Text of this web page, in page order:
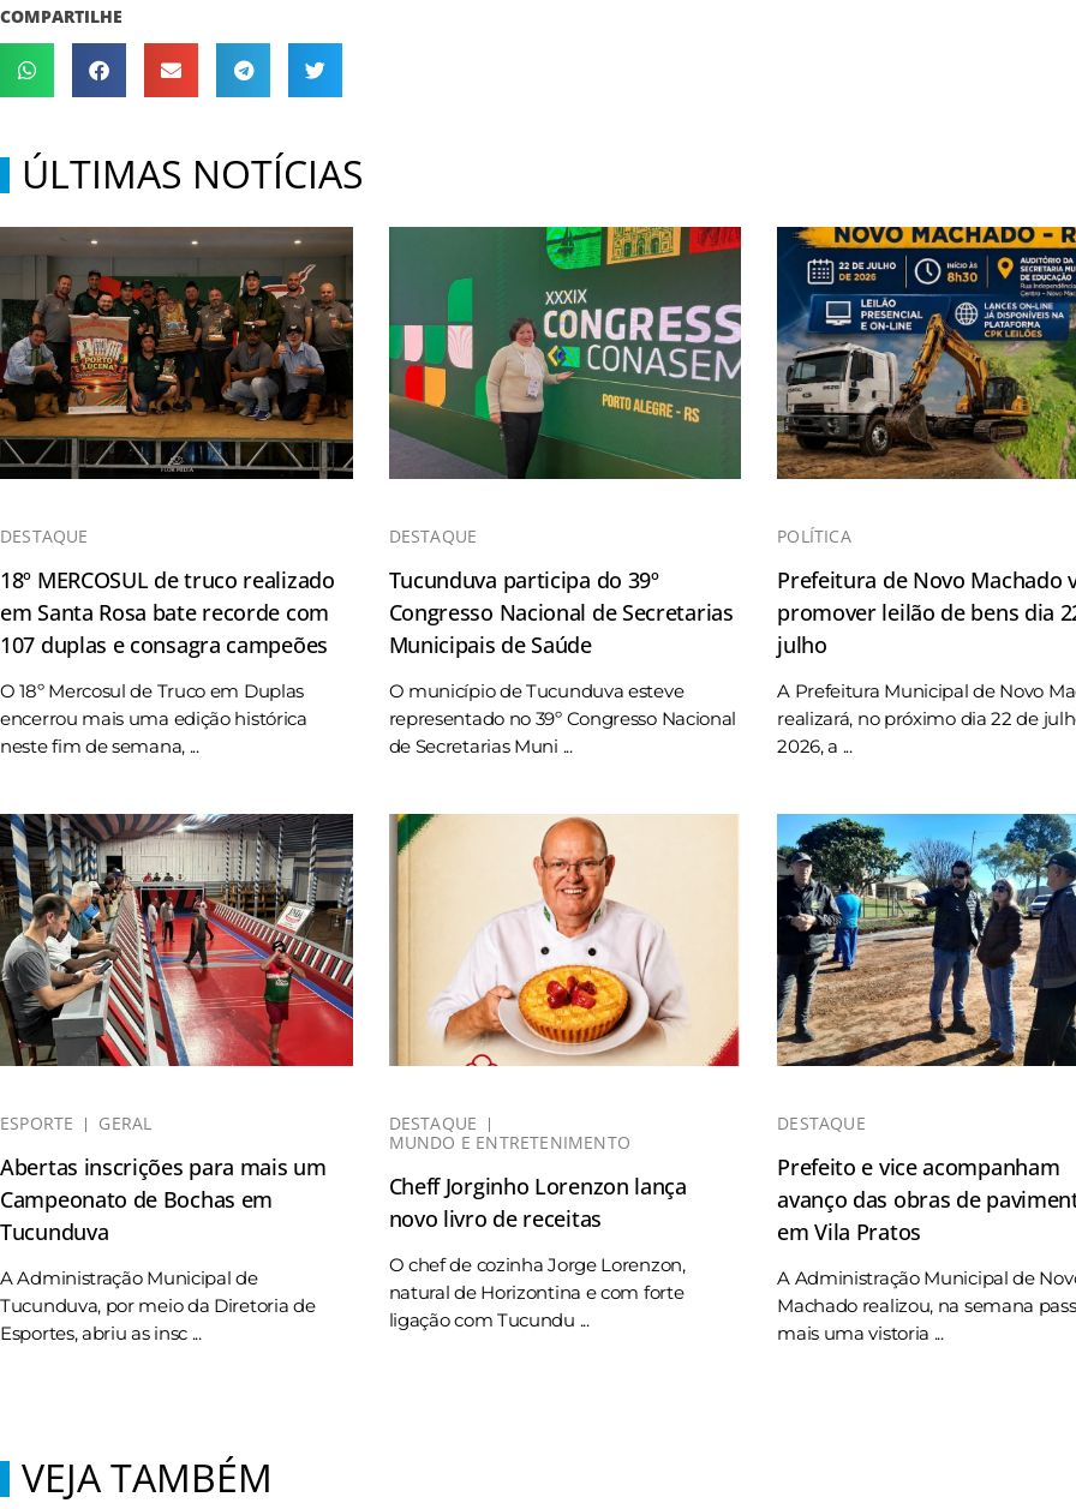
COMPARTILHE
ÚLTIMAS NOTÍCIAS
DESTAQUE
18º MERCOSUL de truco realizado
em Santa Rosa bate recorde com
107 duplas e consagra campeões
O 18º Mercosul de Truco em Duplas
encerrou mais uma edição histórica
neste fim de semana, ...
DESTAQUE
Tucunduva participa do 39º
Congresso Nacional de Secretarias
Municipais de Saúde
O município de Tucunduva esteve
representado no 39º Congresso Nacional
de Secretarias Muni ...
POLÍTICA
Prefeitura de Novo Machado
promover leilão de bens dia
julho
A Prefeitura Municipal de Novo
realizará, no próximo dia 22 de
2026, a ...
ESPORTE GERAL
Abertas inscrições para mais um
Campeonato de Bochas em
Tucunduva
A Administração Municipal de
Tucunduva, por meio da Diretoria de
Esportes, abriu as insc ...
DESTAQUE
MUNDO E ENTRETENIMENTO
Cheff Jorginho Lorenzon lança
novo livro de receitas
O chef de cozinha Jorge Lorenzon,
natural de Horizontina e com forte
ligação com Tucundu ...
DESTAQUE
Prefeito e vice acompanham
avanço das obras de
em Vila Pratos
A Administração Municipal de
Machado realizou, na semana
mais uma vistoria ...
VEJA TAMBÉM